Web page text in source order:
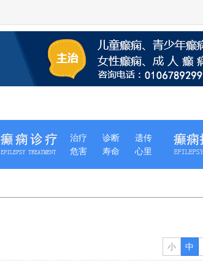
治疗 诊断
遗传
危害
寿命 心里
小 中